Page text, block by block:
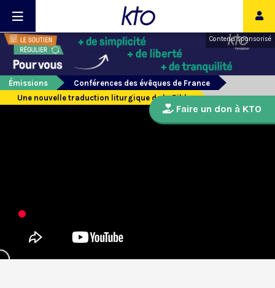
Contenu sponsorisé
Émissions
Conférences des évêques de France
Une nouvelle traduction liturgique de la Bible
Faire un don à KTO